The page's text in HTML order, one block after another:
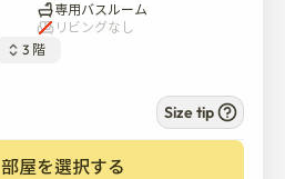
専用バスルーム
リビングなし
3 階
Size tip
部屋を選択する